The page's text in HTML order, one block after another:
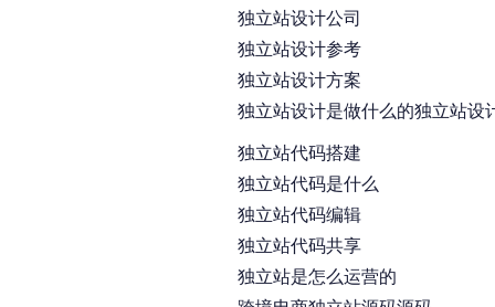
独立站设计公司
独立站设计参考
独立站设计方案
独立站设计是做什么的独立站
独立站代码搭建
独立站代码是什么
独立站代码编辑
独立站代码共享
独立站是怎么运营的